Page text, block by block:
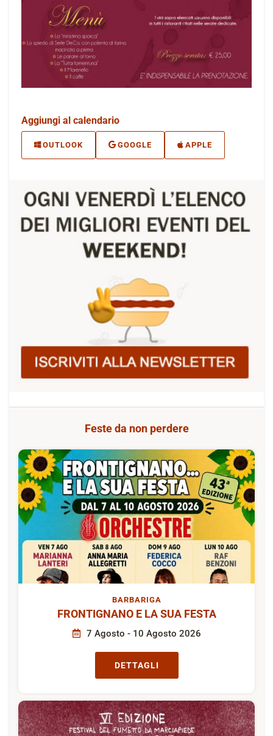
Aggiungi al calendario
OUTLOOK GOOGLE APPLE
Feste da non perdere
BARBARIGA
FRONTIGNANO E LA SUA FESTA
7 Agosto - 10 Agosto 2026
DETTAGLI